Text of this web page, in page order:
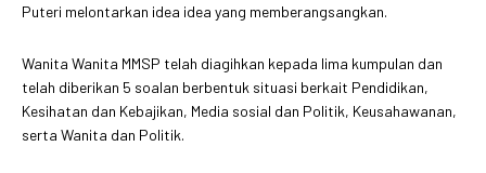
Puteri melontarkan idea idea yang memberangsangkan.
Wanita Wanita MMSP telah diagihkan kepada lima kumpulan dan
telah diberikan 5 soalan berbentuk situasi berkait Pendidikan,
Kesihatan dan Kebajikan, Media sosial dan Politik, Keusahawanan,
serta Wanita dan Politik.